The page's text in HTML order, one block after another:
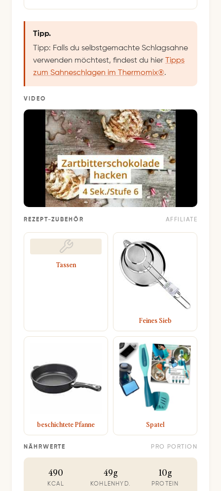
Tipp.
Tipp: Falls du selbstgemachte Schlagsahne
verwenden möchtest, findest du hier Tipps
zum Sahneschlagen im Thermomix®.
VIDEO
REZEPT-ZUBEHÖR AFFILIATE
Tassen
Feines Sieb
beschichtete Pfanne Spatel
NÄHRWERTE PRO PORTION
490
KCAL
49g
KOHLENHYD.
10g
PROTEIN